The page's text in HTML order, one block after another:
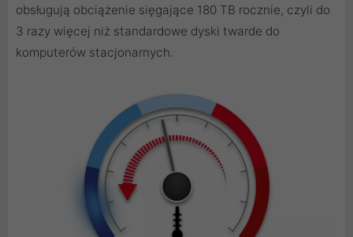
obsługują obciążenie sięgające 180 TB rocznie, czyli do
3 razy więcej niż standardowe dyski twarde do
komputerów stacjonarnych.